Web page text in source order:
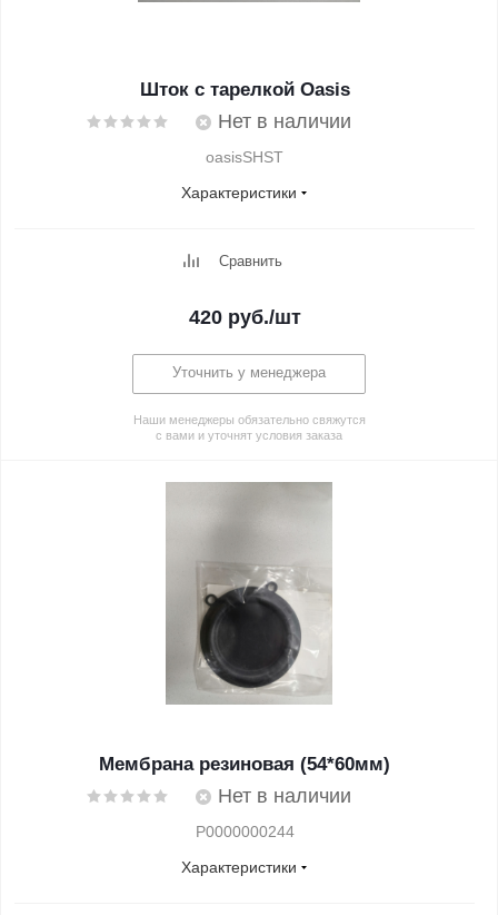
Шток с тарелкой Oasis
Нет в наличии
oasisSHST
Характеристики
Сравнить
420 руб./шт
Уточнить у менеджера
Наши менеджеры обязательно свяжутся
с вами и уточнят условия заказа
Мембрана резиновая (54*60мм)
Нет в наличии
Р0000000244
Характеристики